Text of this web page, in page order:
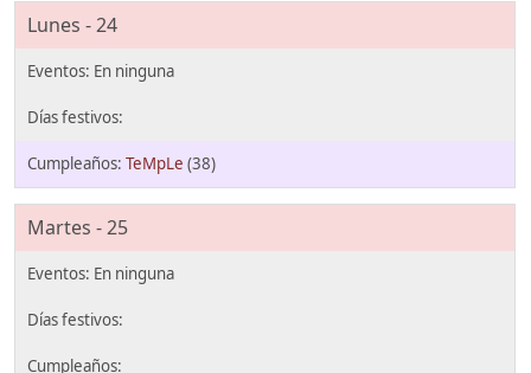
Lunes - 24
TeMpLe (38)
Martes - 25